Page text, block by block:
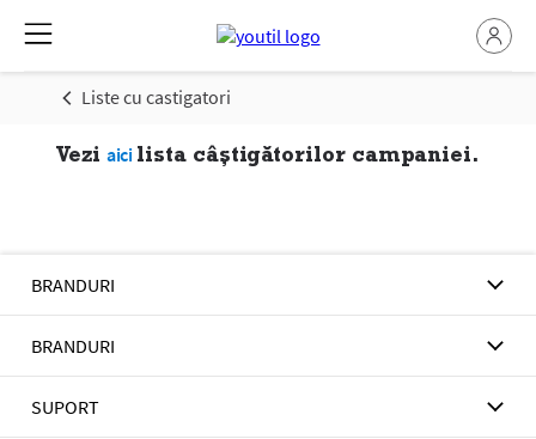
Liste cu castigatori
Vezi aici lista câștigătorilor campaniei.
BRANDURI
BRANDURI
SUPORT